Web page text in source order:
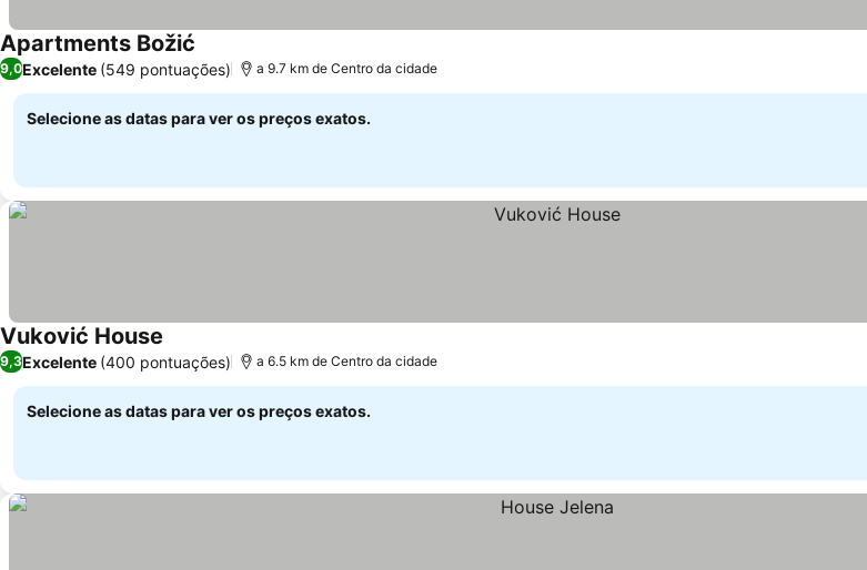
Apartments Božić
9,0Excelente (549 pontuações) a 9.7 km de Centro da cidade
Selecione as datas para ver os preços exatos.
Vuković House
9,3Excelente (400 pontuações) a 6.5 km de Centro da cidade
Selecione as datas para ver os preços exatos.